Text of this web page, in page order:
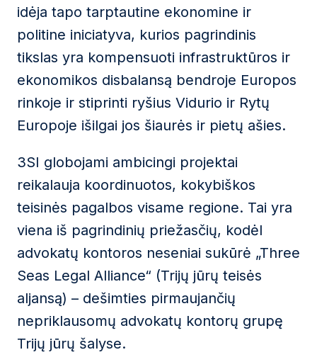
idėja tapo tarptautine ekonomine ir
politine iniciatyva, kurios pagrindinis
tikslas yra kompensuoti infrastruktūros ir
ekonomikos disbalansą bendroje Europos
rinkoje ir stiprinti ryšius Vidurio ir Rytų
Europoje išilgai jos šiaurės ir pietų ašies.
3SI globojami ambicingi projektai
reikalauja koordinuotos, kokybiškos
teisinės pagalbos visame regione. Tai yra
viena iš pagrindinių priežasčių, kodėl
advokatų kontoros neseniai sukūrė „Three
Seas Legal Alliance“ (Trijų jūrų teisės
aljansą) – dešimties pirmaujančių
nepriklausomų advokatų kontorų grupę
Trijų jūrų šalyse.